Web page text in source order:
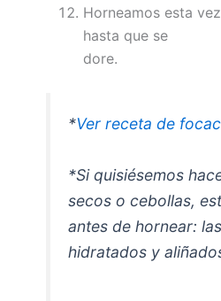
Horneamos esta
hasta que se
dore.
*Ver receta de
*Si quisiésemos
secos o cebollas,
antes de hornear:
hidratados y